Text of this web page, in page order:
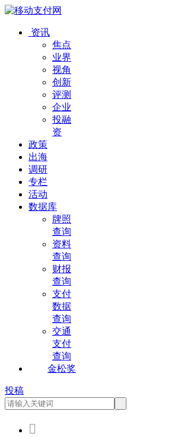
资讯
焦点
业界
视角
创新
评测
企业
投融
资
政策
出海
调研
专栏
活动
数据库
牌照
查询
资料
查询
财报
查询
支付
数据
查询
交通
支付
查询
金松奖
投稿
